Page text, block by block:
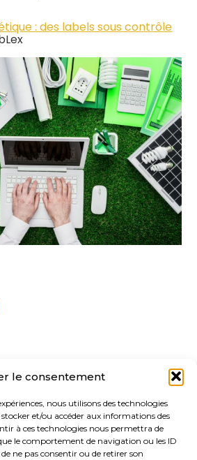
le consentement
nous utilisons des technologies
et/ou accéder aux informations des
à ces technologies nous permettra de
le comportement de navigation ou les ID
ne pas consentir ou de retirer son
: des labels sous contrôle